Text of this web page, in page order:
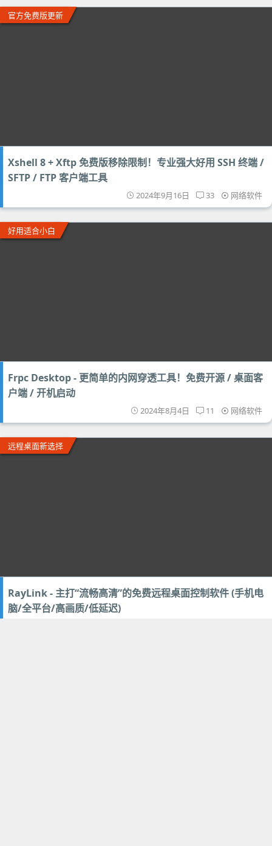
官方免费版更新
Xshell 8 + Xftp 免费版移除限制！专业强大好用 SSH 终端 /
SFTP / FTP 客户端工具
2024年9月16日 33 网络软件
好用适合小白
Frpc Desktop - 更简单的内网穿透工具！免费开源 / 桌面客
户端 / 开机启动
2024年8月4日 11 网络软件
远程桌面新选择
RayLink - 主打“流畅高清”的免费远程桌面控制软件 (手机电
脑/全平台/高画质/低延迟)